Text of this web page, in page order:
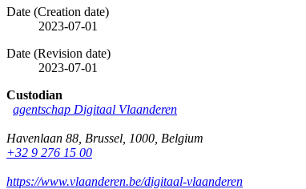
Date (Creation date)
2023-07-01
Date (Revision date)
2023-07-01
Custodian
agentschap Digitaal Vlaanderen
Havenlaan 88 Brussel 1000 Belgium
+32 9 276 15 00
https://www.vlaanderen.be/digitaal-vlaanderen